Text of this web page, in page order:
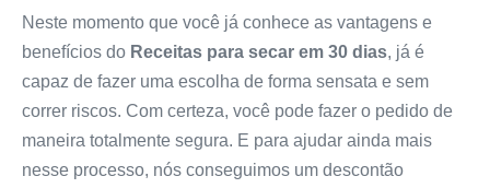
Neste momento que você já conhece as vantagens e
benefícios do Receitas para secar em 30 dias, já é
capaz de fazer uma escolha de forma sensata e sem
correr riscos. Com certeza, você pode fazer o pedido de
maneira totalmente segura. E para ajudar ainda mais
nesse processo, nós conseguimos um descontão